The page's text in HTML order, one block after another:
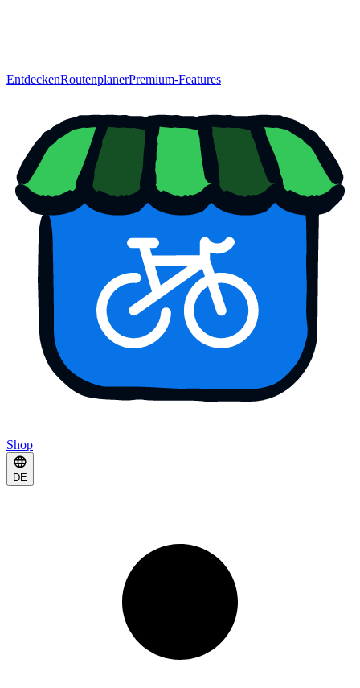
EntdeckenRoutenplanerPremium-Features
Shop
DE